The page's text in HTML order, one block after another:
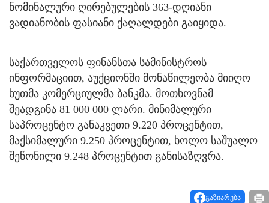
ნომინალური ღირებულების 363-დღიანი
ვადიანობის ფასიანი ქაღალდები გაიყიდა.
საქართველოს ფინანსთა სამინისტროს
ინფორმაციით, აუქციონში მონაწილეობა მიიღო
ხუთმა კომერციულმა ბანკმა. მოთხოვნამ
შეადგინა 81 000 000 ლარი. მინიმალური
საპროცენტო განაკვეთი 9.220 პროცენტით,
მაქსიმალური 9.250 პროცენტით, ხოლო საშუალო
შეწონილი 9.248 პროცენტით განისაზღვრა.
გაზიარება